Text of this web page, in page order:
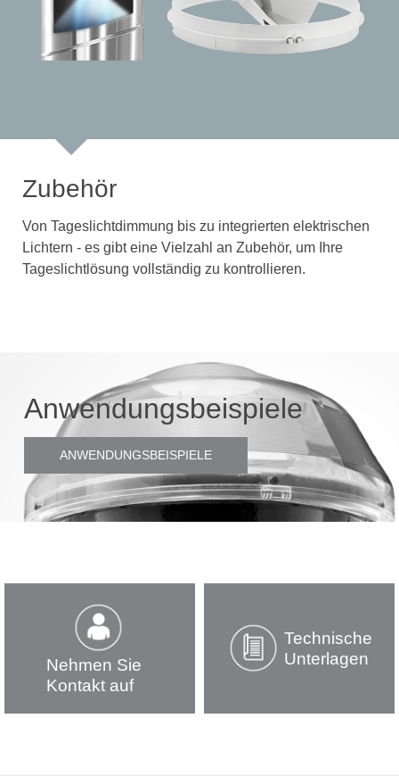
Zubehör
Von Tageslichtdimmung bis zu integrierten elektrischen
Lichtern - es gibt eine Vielzahl an Zubehör, um Ihre
Tageslichtlösung vollständig zu kontrollieren.
Anwendungsbeispiele
ANWENDUNGSBEISPIELE
Nehmen Sie
Kontakt auf
Technische
Unterlagen